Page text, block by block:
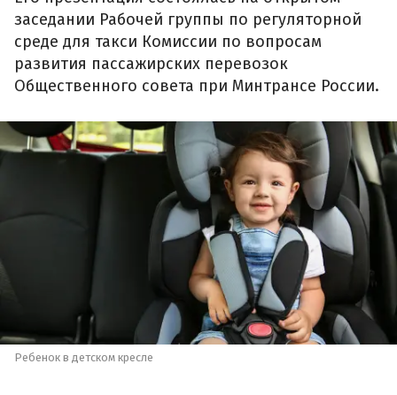
заседании Рабочей группы по регуляторной
среде для такси Комиссии по вопросам
развития пассажирских перевозок
Общественного совета при Минтрансе России.
Ребенок в детском кресле